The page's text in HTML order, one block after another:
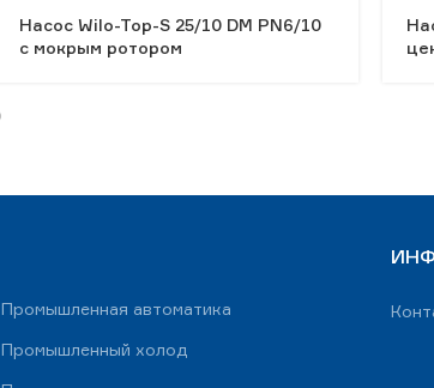
Насос Wilo-Top-S 25/10 DM PN6/10
с мокрым ротором
Промышленная автоматика
Промышленный холод